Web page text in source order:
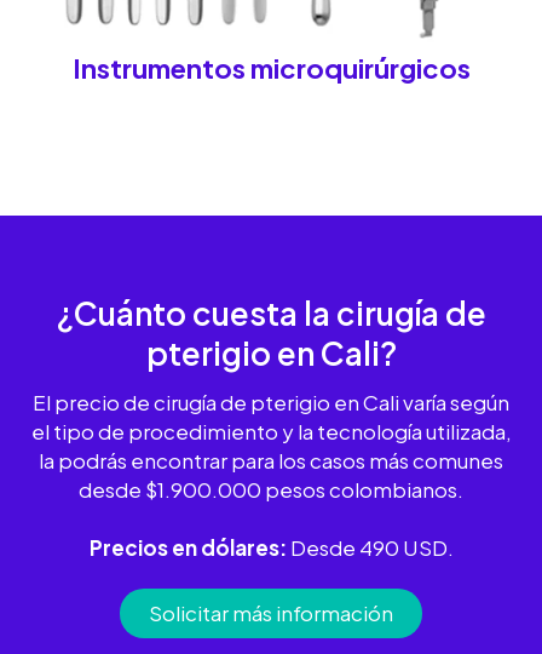
Instrumentos microquirúrgicos
¿Cuánto cuesta la cirugía de
pterigio en Cali?
El precio de cirugía de pterigio en Cali varía según
el tipo de procedimiento y la tecnología utilizada,
la podrás encontrar para los casos más comunes
desde $1.900.000 pesos colombianos.
Precios en dólares: Desde 490 USD.
Solicitar más información